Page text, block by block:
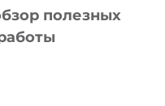
полезных